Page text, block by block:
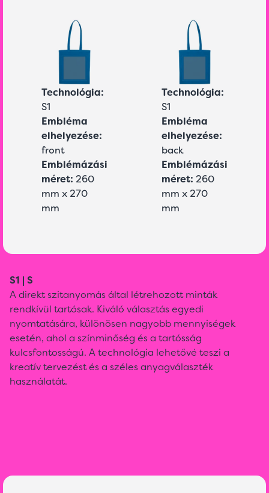
Technológia:
S1
Embléma
elhelyezése:
front
Emblémázási
méret: 260
mm x 270
mm
Technológia:
S1
Embléma
elhelyezése:
back
Emblémázási
méret: 260
mm x 270
mm
S1 | S
A direkt szitanyomás által létrehozott minták
rendkívül tartósak. Kiváló választás egyedi
nyomtatására, különösen nagyobb mennyiségek
esetén, ahol a színminőség és a tartósság
kulcsfontosságú. A technológia lehetővé teszi a
kreatív tervezést és a széles anyagválaszték
használatát.